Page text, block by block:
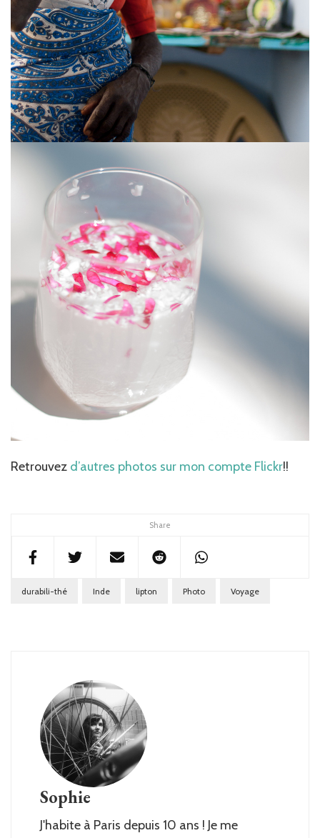
Share
Retrouvez d’autres photos sur mon compte Flickr!!
durabili-thé Inde lipton Photo Voyage
Sophie
J'habite à Paris depuis 10 ans ! Je me